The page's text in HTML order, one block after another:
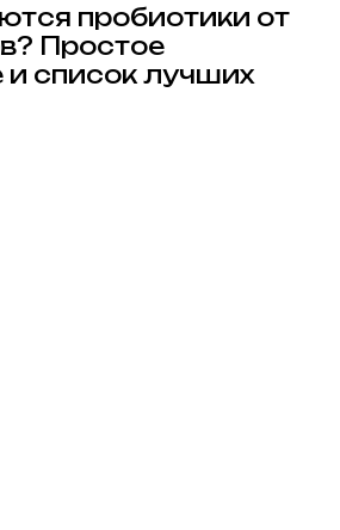
пробиотики от
Простое
и список лучших